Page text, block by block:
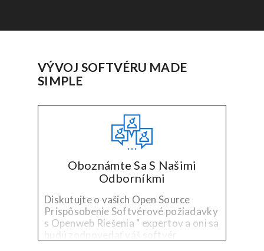
VÝVOJ SOFTVÉRU MADE
SIMPLE
Oboznámte Sa S Našimi
Odborníkmi
Diskutujte o vašich Open Source
Prispôsobenie Softvérové požiadavky
s Openweb Riešenia " expertov a oni sa
budú zodpovedať váš softvér